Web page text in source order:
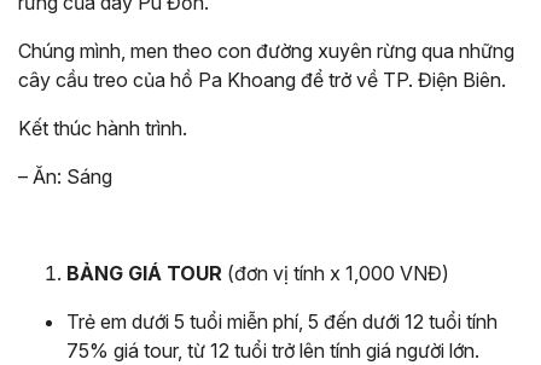
Chúng mình, men theo con đường xuyên rừng qua những
cây cầu treo của hồ Pa Khoang để trở về TP. Điện Biên.
Kết thúc hành trình.
– Ăn: Sáng
BẢNG GIÁ TOUR (đơn vị tính x 1,000 VNĐ)
Trẻ em dưới 5 tuổi miễn phí, 5 đến dưới 12 tuổi tính
75% giá tour, từ 12 tuổi trở lên tính giá người lớn.